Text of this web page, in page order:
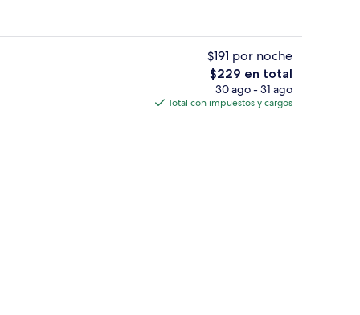
libre por temporada y sombrillas en la alberca
Recepción
$191 por noche
El
precio
total
$229 en total
30 ago - 31 ago
Total con impuestos y cargos